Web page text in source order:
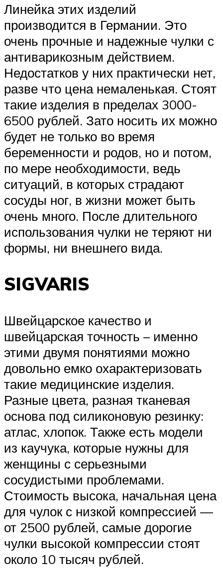
Линейка этих изделий
производится в Германии. Это
очень прочные и надежные чулки с
антиварикозным действием.
Недостатков у них практически нет,
разве что цена немаленькая. Стоят
такие изделия в пределах 3000-
6500 рублей. Зато носить их можно
будет не только во время
беременности и родов, но и потом,
по мере необходимости, ведь
ситуаций, в которых страдают
сосуды ног, в жизни может быть
очень много. После длительного
использования чулки не теряют ни
формы, ни внешнего вида.
SIGVARIS
Швейцарское качество и
швейцарская точность – именно
этими двумя понятиями можно
довольно емко охарактеризовать
такие медицинские изделия.
Разные цвета, разная тканевая
основа под силиконовую резинку:
атлас, хлопок. Также есть модели
из каучука, которые нужны для
женщины с серьезными
сосудистыми проблемами.
Стоимость высока, начальная цена
для чулок с низкой компрессией —
от 2500 рублей, самые дорогие
чулки высокой компрессии стоят
около 10 тысяч рублей.